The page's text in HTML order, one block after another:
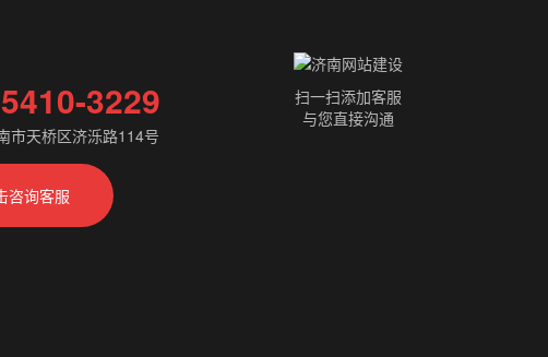
3229
市天桥区济泺路114号
咨询客服
扫一扫添加客服
与您直接沟通